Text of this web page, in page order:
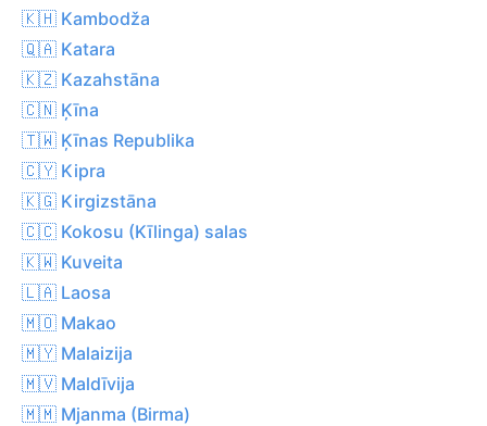
🇰🇭 Kambodža
🇶🇦 Katara
🇰🇿 Kazahstāna
🇨🇳 Ķīna
🇹🇼 Ķīnas Republika
🇨🇾 Kipra
🇰🇬 Kirgizstāna
🇨🇨 Kokosu (Kīlinga) salas
🇰🇼 Kuveita
🇱🇦 Laosa
🇲🇴 Makao
🇲🇾 Malaizija
🇲🇻 Maldīvija
🇲🇲 Mjanma (Birma)